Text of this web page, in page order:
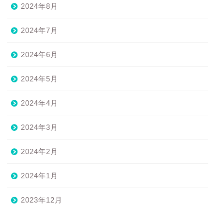
2024年8月
2024年7月
2024年6月
2024年5月
2024年4月
2024年3月
2024年2月
2024年1月
2023年12月